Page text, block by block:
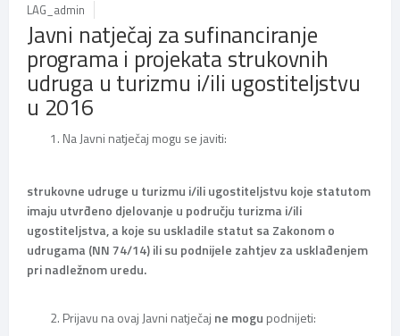
LAG_admin
Javni natječaj za sufinanciranje
programa i projekata strukovnih
udruga u turizmu i/ili ugostiteljstvu
u 2016
Na Javni natječaj mogu se javiti:
strukovne udruge u turizmu i/ili ugostiteljstvu koje statutom
imaju utvrđeno djelovanje u području turizma i/ili
ugostiteljstva, a koje su uskladile statut sa Zakonom o
udrugama (NN 74/14) ili su podnijele zahtjev za usklađenjem
pri nadležnom uredu.
Prijavu na ovaj Javni natječaj ne mogu podnijeti: